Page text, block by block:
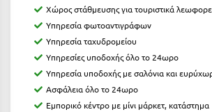
Μαραθώνας Αττικής
Μαρώνεια
Χώρος στάθμευσης για τουριστικά
Υπηρεσία φωτοαντιγράφων
Υπηρεσία ταχυδρομείου
Υπηρεσίες υποδοχής όλο το 24ωρο
Υπηρεσία υποδοχής με σαλόνια και
Ασφάλεια όλο το 24ωρο
Εμπορικό κέντρο με μίνι μάρκετ, κατάστημα